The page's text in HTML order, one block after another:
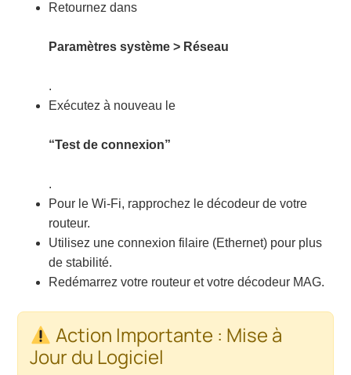
Retournez dans
Paramètres système > Réseau
.
Exécutez à nouveau le
“Test de connexion”
.
Pour le Wi-Fi, rapprochez le décodeur de votre
routeur.
Utilisez une connexion filaire (Ethernet) pour plus
de stabilité.
Redémarrez votre routeur et votre décodeur MAG.
Action Importante : Mise à
Jour du Logiciel